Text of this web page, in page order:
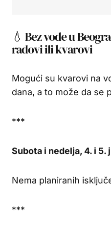
💧 Bez vode u
radovi ili kvarovi
Mogući su kvarovi na
dana, a to može da se
***
Subota i nedelja, 4. i 5.
Nema planiranih
***